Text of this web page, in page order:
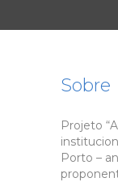
Sobre
Projeto
Porto –